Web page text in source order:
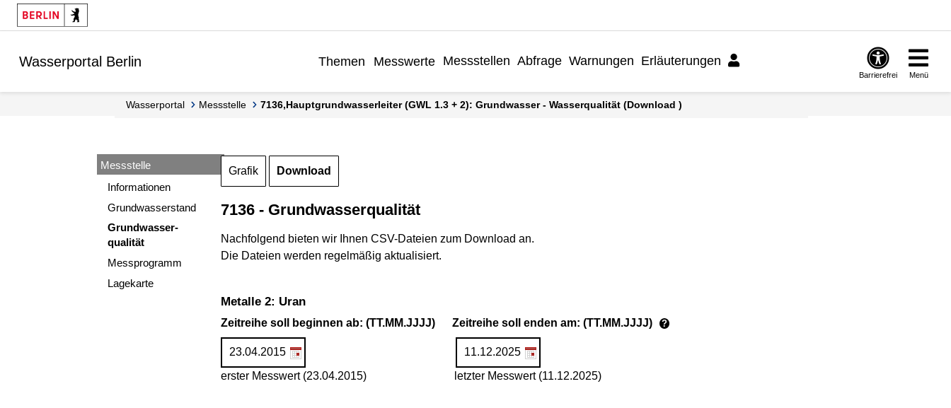
Springe zur Navigation
Springe zum Inhalt
Wasserportal Berlin Themen Messwerte Messstellen Abfrage Warnungen Erläuterungen
Barrierefrei Menü
Wasserportal Messstelle 7136,Hauptgrundwasserleiter (GWL 1.3 + 2): Grundwasser - Wasserqualität (Download )
Messstelle
Informationen
Grundwasserstand
Grundwasser-
qualität
Messprogramm
Lagekarte
Grafik Download
7136 - Grundwasserqualität
Nachfolgend bieten wir Ihnen CSV-Dateien zum Download an.
Die Dateien werden regelmäßig aktualisiert.
Metalle 2: Uran
Zeitreihe soll beginnen ab: (TT.MM.JJJJ) Zeitreihe soll enden am: (TT.MM.JJJJ) ?
erster Messwert (23.04.2015) letzter Messwert (11.12.2025)